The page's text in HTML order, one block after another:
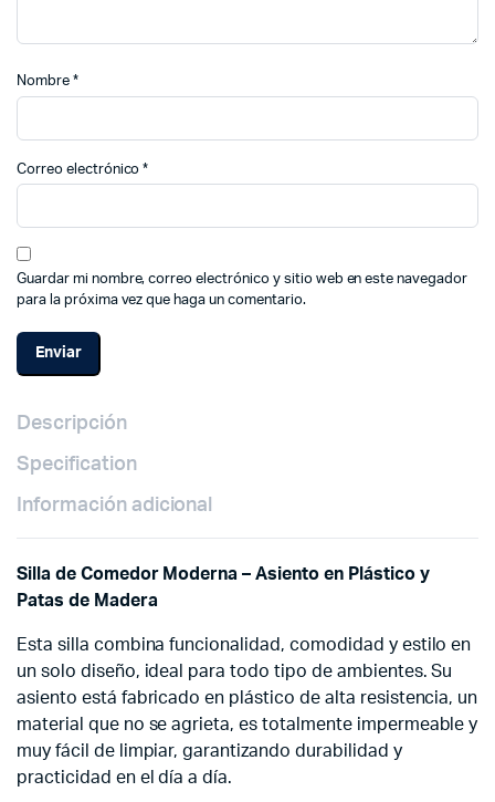
Nombre *
Correo electrónico*
Guardar mi nombre, correo electrónico y sitio web en este navegador
para la próxima vez que haga un comentario.
Descripción
Specification
Información adicional
Silla de Comedor Moderna – Asiento en Plástico y
Patas de Madera
Esta silla combina funcionalidad, comodidad y estilo en
un solo diseño, ideal para todo tipo de ambientes. Su
asiento está fabricado en plástico de alta resistencia, un
material que no se agrieta, es totalmente impermeable y
muy fácil de limpiar, garantizando durabilidad y
practicidad en el día a día.